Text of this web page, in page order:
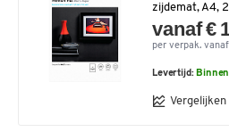
zijdemat, A4,
vanaf €
per verpak.
Levertijd:
Vergelijken